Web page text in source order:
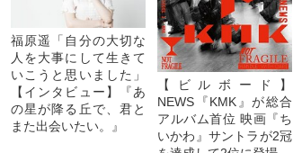
福原遥「自分の大切な
人を大事にして生きて
いこうと思いました」
【インタビュー】『あ
の星が降る丘で、君と
また出会いたい。』
【ビルボード】
NEWS『KMK』が総合
アルバム首位 映画『ち
いかわ』サントラが2冠